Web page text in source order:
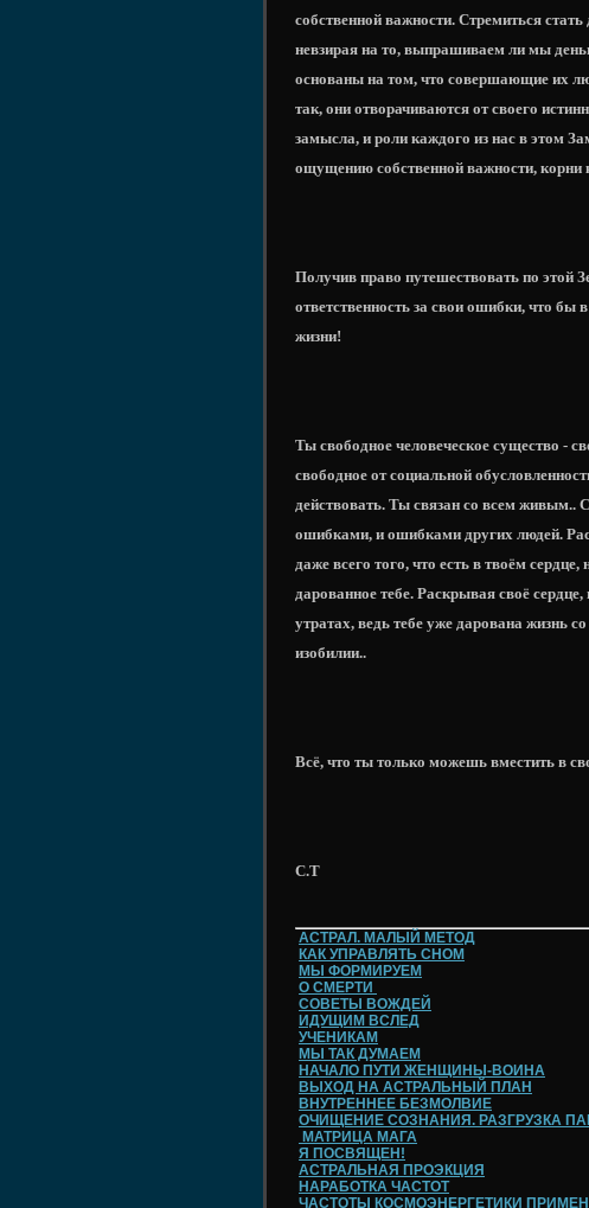
собственной важности. Стремиться
невзирая на то, выпрашиваем ли мы
основаны на том, что совершающие их
так, они отворачиваются от своего
замысла, и роли каждого из нас в этом
ощущению собственной важности, корни
Получив право путешествовать по этой
ответственность за свои ошибки, что бы
жизни!
Ты свободное человеческое существо -
свободное от социальной
действовать. Ты связан со всем живым..
ошибками, и ошибками других людей.
даже всего того, что есть в твоём
дарованное тебе. Раскрывая своё
утратах, ведь тебе уже дарована жизнь
изобилии..
Всё, что ты только можешь вместить в
С.Т
АСТРАЛ. МАЛЫЙ МЕТОД
КАК УПРАВЛЯТЬ СНОМ
МЫ ФОРМИРУЕМ
О СМЕРТИ
СОВЕТЫ ВОЖДЕЙ
ИДУЩИМ ВСЛЕД
УЧЕНИКАМ
МЫ ТАК ДУМАЕМ
НАЧАЛО ПУТИ ЖЕНЩИНЫ-ВОИНА
ВЫХОД НА АСТРАЛЬНЫЙ ПЛАН
ВНУТРЕННЕЕ БЕЗМОЛВИЕ
ОЧИЩЕНИЕ СОЗНАНИЯ. РАЗГРУЗКА
МАТРИЦА МАГА
Я ПОСВЯЩЕН!
АСТРАЛЬНАЯ ПРОЭКЦИЯ
НАРАБОТКА ЧАСТОТ
ЧАСТОТЫ КОСМОЭНЕРГЕТИКИ